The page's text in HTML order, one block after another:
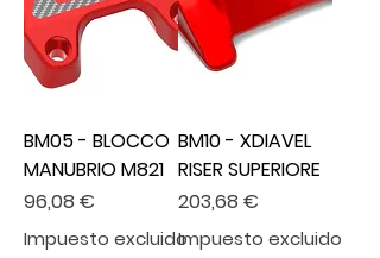
BM05 - BLOCCO
MANUBRIO M821
Precio
96,08 €
Impuesto excluido
BM10 - XDIAVEL
RISER SUPERIORE
Precio
203,68 €
Impuesto excluido